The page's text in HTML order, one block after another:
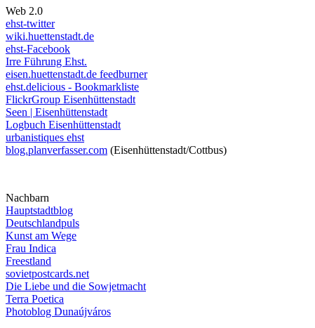
Web 2.0
ehst-twitter
wiki.huettenstadt.de
ehst-Facebook
Irre Führung Ehst.
eisen.huettenstadt.de feedburner
ehst.delicious - Bookmarkliste
FlickrGroup Eisenhüttenstadt
Seen | Eisenhüttenstadt
Logbuch Eisenhüttenstadt
urbanistiques ehst
blog.planverfasser.com (Eisenhüttenstadt/Cottbus)
Nachbarn
Hauptstadtblog
Deutschlandpuls
Kunst am Wege
Frau Indica
Freestland
sovietpostcards.net
Die Liebe und die Sowjetmacht
Terra Poetica
Photoblog Dunaújváros